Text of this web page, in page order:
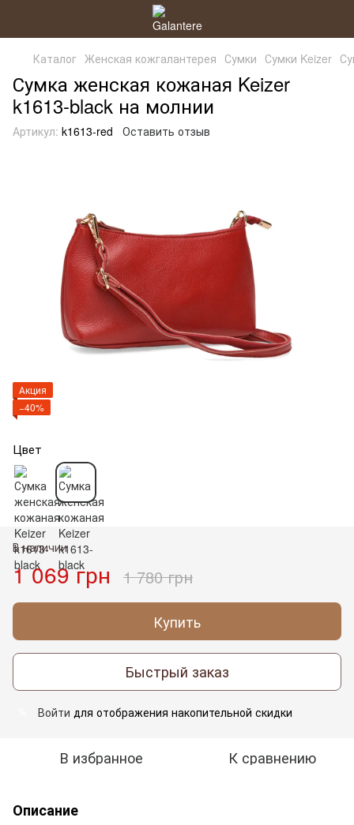
Каталог Женская кожгалантерея Сумки Сумки Keizer
Сумка женская кожаная Keizer
k1613-black на молнии
Артикул: k1613-red Оставить отзыв
Акция
−40%
Цвет
В наличии
1 069 грн 1 780 грн
Купить
Быстрый заказ
Войти для отображения накопительной скидки
В избранное К сравнению
Описание